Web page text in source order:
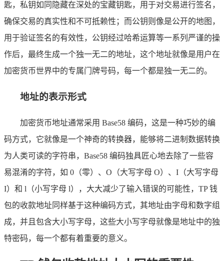
匙，私钥如同隐藏在深处的宝藏钥匙，用于对交易进行签名，
确保交易的真实性和不可抵赖性；而公钥则像是公开的地图，
用于验证签名的有效性，公钥经过哈希运算等一系列严谨的操
作后，最终生成一个独一无二的地址，这个地址就像是用户在
加密货币世界中的专属门牌号码，每一个都是独一无二的。
地址的表示形式
加密货币地址通常采用 Base58 编码，这是一种巧妙的编
码方式，它就像是一个神奇的转换器，能够将二进制数据转换
为人类可读的字符串，Base58 编码独具匠心地去除了一些容
易混淆的字符，如 0（零）、O（大写字母 O）、I（大写字母
I）和 l（小写字母 l），大大减少了输入错误的可能性，TP 钱
包的收款地址同样基于这种编码方式，其地址由字母和数字组
成，并且包含大小写字母，这些大小写字母就像是地址中的独
特密码，每一个都有着重要的意义。